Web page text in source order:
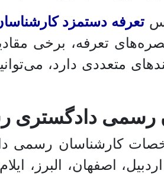
تعرفه دستمزد
متعددی دارد،
دادگستری
کارشناسان رسمی
اصفهان، البرز،